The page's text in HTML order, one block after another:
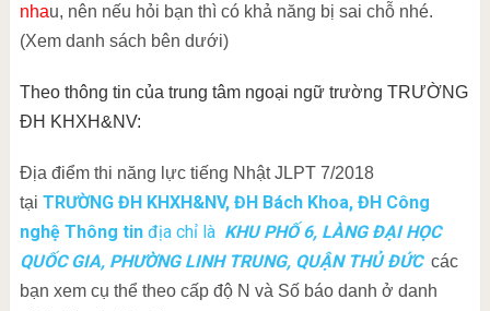
nhau, nên nếu hỏi bạn thì có khả năng bị sai chỗ nhé.
(Xem danh sách bên dưới)
Theo thông tin của trung tâm ngoại ngữ trường TRƯỜNG
ĐH KHXH&NV:
Địa điểm thi năng lực tiếng Nhật JLPT 7/2018
tại TRƯỜNG ĐH KHXH&NV, ĐH Bách Khoa, ĐH Công
nghệ Thông tinđịa chỉ là KHU PHỐ 6, LÀNG ĐẠI HỌC
QUỐC GIA, PHƯỜNG LINH TRUNG, QUẬN THỦ ĐỨC các
bạn xem cụ thể theo cấp độ N và Số báo danh ở danh